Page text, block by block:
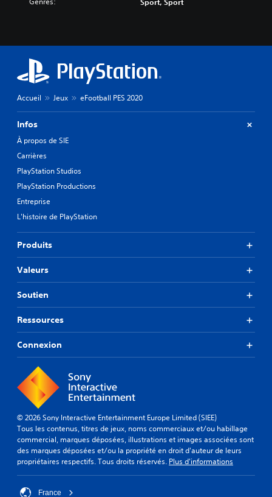
Accueil Jeux eFootball PES 2020
Infos
À propos de SIE
Carrières
PlayStation Studios
PlayStation Productions
Entreprise
L'histoire de PlayStation
Produits
Valeurs
Soutien
Ressources
Connexion
© 2026 Sony Interactive Entertainment Europe Limited (SIEE)
Tous les contenus, titres de jeux, noms commerciaux et/ou habillage
commercial, marques déposées, illustrations et images associées sont
des marques déposées et/ou la propriété en droit d'auteur de leurs
propriétaires respectifs. Tous droits réservés. Plus d'informations
France